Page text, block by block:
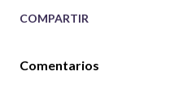
COMPARTIR
Comentarios